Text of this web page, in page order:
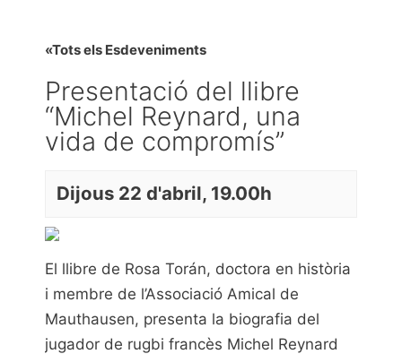
«Tots els Esdeveniments
Presentació del llibre
“Michel Reynard, una
vida de compromís”
Dijous 22 d'abril, 19.00h
El llibre de Rosa Torán, doctora en història
i membre de l’Associació Amical de
Mauthausen, presenta la biografia del
jugador de rugbi francès Michel Reynard